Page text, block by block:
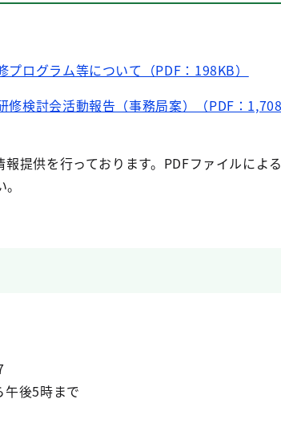
ログラム等について（PDF：198KB）
検討会活動報告（事務局案）（PDF：
提供を行っております。PDFファイルによ
午後5時まで